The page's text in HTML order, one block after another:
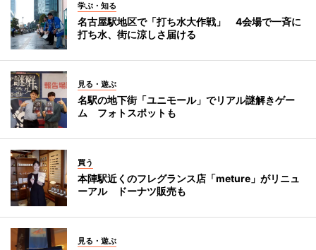
学ぶ・知る
名古屋駅地区で「打ち水大作戦」 4会場で一斉に
打ち水、街に涼しさ届ける
見る・遊ぶ
名駅の地下街「ユニモール」でリアル謎解きゲー
ム フォトスポットも
買う
本陣駅近くのフレグランス店「meture」がリニュ
ーアル ドーナツ販売も
見る・遊ぶ